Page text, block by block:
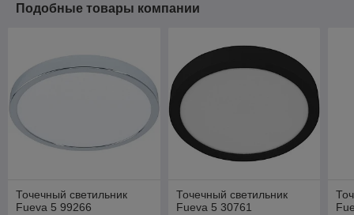
Подобные товары компании
Точечный светильник
Fueva 5 99266
Точечный светильник
Fueva 5 30761